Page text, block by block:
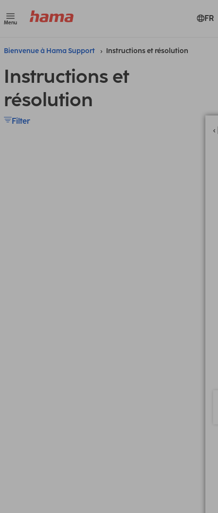
Menu FR
Bienvenue à Hama Support Instructions et résolution
Instructions et
résolution
Filter